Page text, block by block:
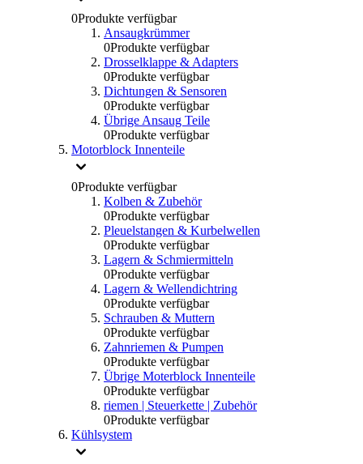
0Produkte verfügbar
Ansaugkrümmer
0Produkte verfügbar
Drosselklappe & Adapters
0Produkte verfügbar
Dichtungen & Sensoren
0Produkte verfügbar
Übrige Ansaug Teile
0Produkte verfügbar
Motorblock Innenteile
0Produkte verfügbar
Kolben & Zubehör
0Produkte verfügbar
Pleuelstangen & Kurbelwellen
0Produkte verfügbar
Lagern & Schmiermitteln
0Produkte verfügbar
Lagern & Wellendichtring
0Produkte verfügbar
Schrauben & Muttern
0Produkte verfügbar
Zahnriemen & Pumpen
0Produkte verfügbar
Übrige Moterblock Innenteile
0Produkte verfügbar
riemen | Steuerkette | Zubehör
0Produkte verfügbar
Kühlsystem